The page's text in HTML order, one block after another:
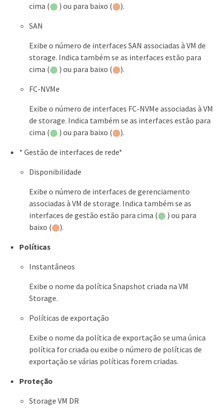
cima (
) ou para baixo (
).
SAN
Exibe o número de interfaces SAN associadas à VM de
storage. Indica também se as interfaces estão para
cima (
) ou para baixo (
).
FC-NVMe
Exibe o número de interfaces FC-NVMe associadas à VM
de storage. Indica também se as interfaces estão para
cima (
) ou para baixo (
).
* Gestão de interfaces de rede*
Disponibilidade
Exibe o número de interfaces de gerenciamento
associadas à VM de storage. Indica também se as
interfaces de gestão estão para cima (
) ou para
baixo (
).
Políticas
Instantâneos
Exibe o nome da política Snapshot criada na VM
Storage.
Políticas de exportação
Exibe o nome da política de exportação se uma única
política for criada ou exibe o número de políticas de
exportação se várias políticas forem criadas.
Proteção
Storage VM DR